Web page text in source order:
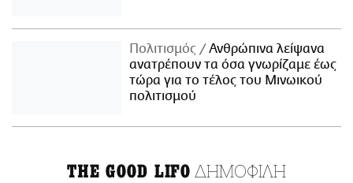
Πολιτισμός
Ανθρώπινα λείψανα
ανατρέπουν τα όσα γνωρίζαμε έως
τώρα για το τέλος του Μινωικού
πολιτισμού
THE GOOD LIFO ΔΗΜΟΦΙΛΗ